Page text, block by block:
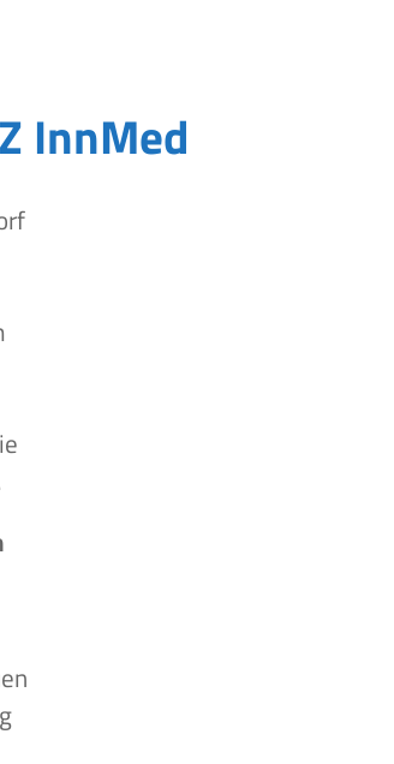
InnMed